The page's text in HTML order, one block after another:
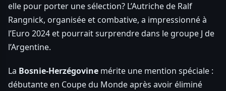
elle pour porter une sélection? L’Autriche de Ralf
Rangnick, organisée et combative, a impressionné à
l’Euro 2024 et pourrait surprendre dans le groupe J de
l’Argentine.
La Bosnie-Herzégovine mérite une mention spéciale :
débutante en Coupe du Monde après avoir éliminé